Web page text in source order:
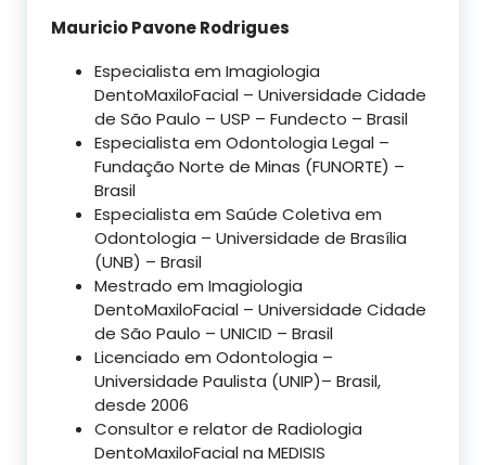
Mauricio Pavone Rodrigues
Especialista em Imagiologia
DentoMaxiloFacial – Universidade Cidade
de São Paulo – USP – Fundecto – Brasil
Especialista em Odontologia Legal –
Fundação Norte de Minas (FUNORTE) –
Brasil
Especialista em Saúde Coletiva em
Odontologia – Universidade de Brasília
(UNB) – Brasil
Mestrado em Imagiologia
DentoMaxiloFacial – Universidade Cidade
de São Paulo – UNICID – Brasil
Licenciado em Odontologia –
Universidade Paulista (UNIP)– Brasil,
desde 2006
Consultor e relator de Radiologia
DentoMaxiloFacial na MEDISIS